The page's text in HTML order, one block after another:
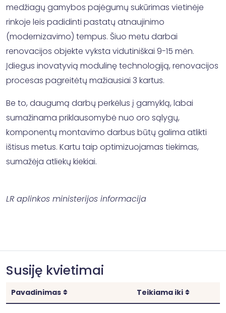
medžiagų gamybos pajėgumų sukūrimas vietinėje
rinkoje leis padidinti pastatų atnaujinimo
(modernizavimo) tempus. Šiuo metu darbai
renovacijos objekte vyksta vidutiniškai 9-15 mėn.
Įdiegus inovatyvią modulinę technologiją, renovacijos
procesas pagreitėtų mažiausiai 3 kartus.
Be to, daugumą darbų perkėlus į gamyklą, labai
sumažinama priklausomybė nuo oro sąlygų,
komponentų montavimo darbus būtų galima atlikti
ištisus metus. Kartu taip optimizuojamas tiekimas,
sumažėja atliekų kiekiai.
LR aplinkos ministerijos informacija
Susiję kvietimai
Pavadinimas Rikiuoti Teikiama iki Rikiuoti